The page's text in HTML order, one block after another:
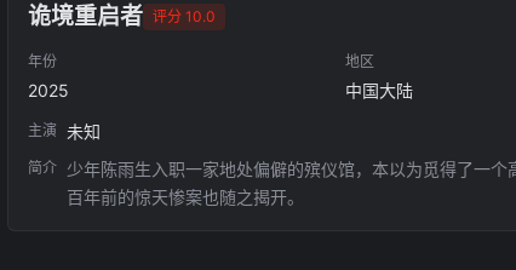
诡境重启者 评分 10.0
年份
2025
地区
中国大陆
主演 未知
简介 少年陈雨生入职一家地处偏僻的殡仪馆，本以为觅得了一
百年前的惊天惨案也随之揭开。